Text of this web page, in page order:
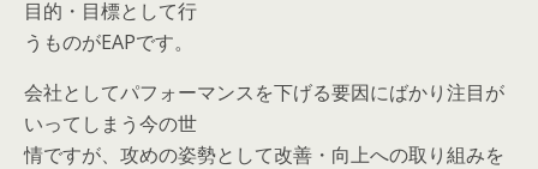
目的・目標として行
うものがEAPです。
会社としてパフォーマンスを下げる要因にばかり注目が
いってしまう今の世
情ですが、攻めの姿勢として改善・向上への取り組みを